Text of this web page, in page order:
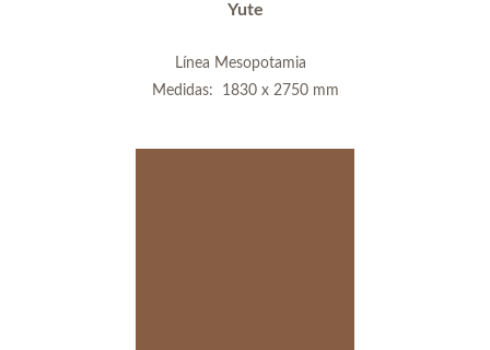
Yute
Línea Mesopotamia
Medidas: 1830 x 2750 mm